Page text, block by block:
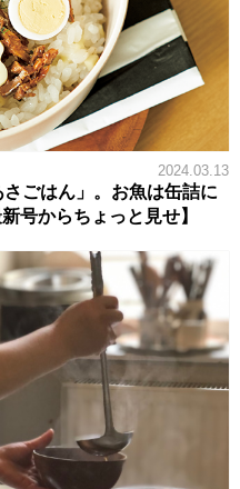
2024.03.13
ごはん」。お魚は缶詰に
号からちょっと見せ】